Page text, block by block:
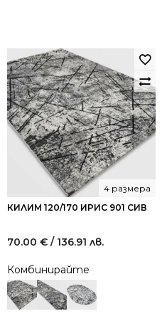
КИЛИМ 120/170 ИРИС 901 СИВ
4 размера
70.00 € / 136.91 лв.
Комбинирайте